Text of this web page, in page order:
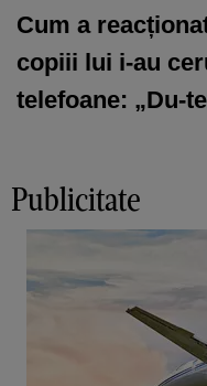
Cum a
copiii lui i-au
telefoane: „Du-
Publicitate